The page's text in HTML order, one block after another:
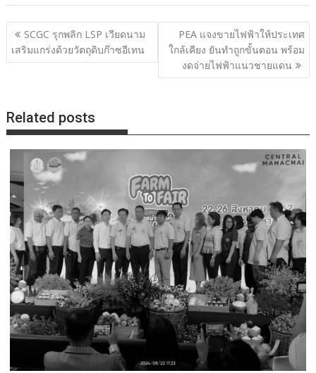
แนะแนว
เรื่อง
SCGC รุกพลิก LSP เวียดนาม
เสริมแกร่งด้วยวัตถุดิบก๊าซอีเทน
PEA แจงขายไฟฟ้าให้ประเทศ
ใกล้เคียง ยันทำถูกขั้นตอน พร้อม
งดจ่ายไฟฟ้าแนวชายแดน
Related posts